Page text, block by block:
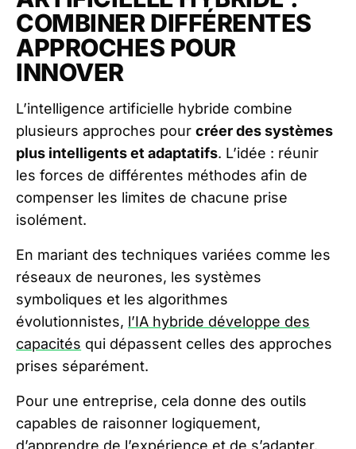
COMBINER DIFFÉRENTES
APPROCHES POUR
INNOVER
L’intelligence artificielle hybride combine
plusieurs approches pourcréer des systèmes
plus intelligents et adaptatifs. L’idée : réunir
les forces de différentes méthodes afin de
compenser les limites de chacune prise
isolément.
En mariant des techniques variées comme les
réseaux de neurones, les systèmes
symboliques et les algorithmes
évolutionnistes, l’IA hybride développe des
capacités qui dépassent celles des approches
prises séparément.
Pour une entreprise, cela donne des outils
capables de raisonner logiquement,
d’apprendre de l’expérience et de s’adapter.